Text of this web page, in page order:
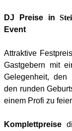
DJ Preise in
Event
Attraktive
Gastgebern mit
Gelegenheit, den
den runden
einem Profi zu
Komplettpreise